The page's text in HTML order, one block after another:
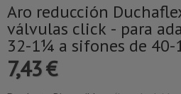
Aro reducción
válvulas click - para
32-1¼ a sifones de
7,43 €